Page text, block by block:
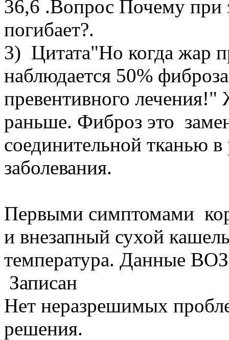
36,6 .Вопрос Почему при
погибает?.
3) Цитата"Но когда жар
наблюдается 50%
превентивного лечения!"
раньше. Фиброз это
соединительной тканью в
заболевания.
Первыми симптомами
и внезапный сухой
температура. Данные
Записан
Нет неразрешимых
решения.